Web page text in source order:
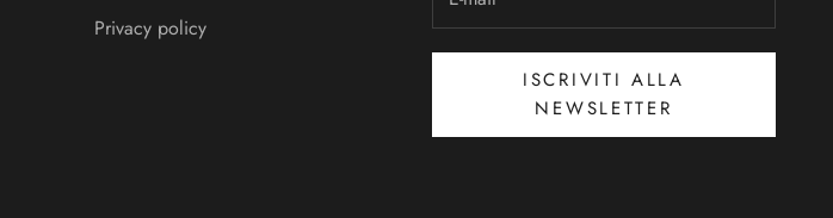
Privacy policy
ISCRIVITI ALLA
NEWSLETTER